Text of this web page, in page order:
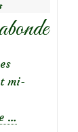
mi-
à
…